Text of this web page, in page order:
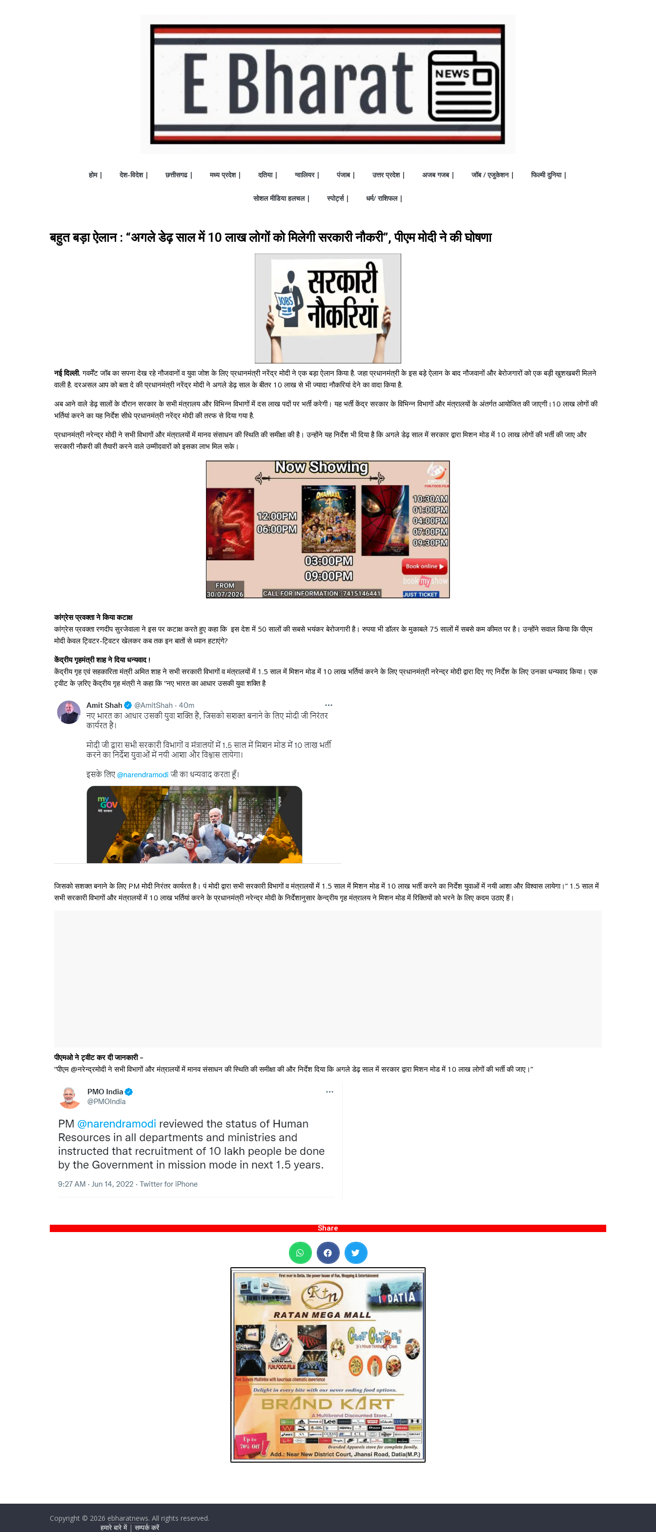
होम | देश-विदेश | छत्तीसगढ | मध्य प्रदेश | दतिया | ग्वालियर | पंजाब | उत्तर प्रदेश | अजब गजब | जॉब / एजुकेशन | फिल्मी दुनिया |
सोशल मीडिया हलचल | स्पोर्ट्स | धर्म/ राशिफल |
बहुत बड़ा ऐलान : “अगले डेढ़ साल में 10 लाख लोगों को मिलेगी सरकारी नौकरी”, पीएम मोदी ने की घोषणा
नई दिल्ली. गवर्मेंट जॉब का सपना देख रहे नौजवानों व युवा जोश के लिए प्रधानमंत्री नरेंद्र मोदी ने एक बड़ा ऐलान किया है. जहा प्रधानमंत्री के इस बड़े ऐलान के बाद नौजवानों और बेरोजगारों को एक बड़ी खुशखबरी मिलने
वाली है. दरअसल आप को बता दे की प्रधानमंत्री नरेंद्र मोदी ने अगले डेढ़ साल के बीतर 10 लाख से भी ज्यादा नौकरियां देने का वादा किया है.
अब आने वाले डेढ़ सालों के दौरान सरकार के सभी मंत्रालय और विभिन्न विभागों में दस लाख पदों पर भर्ती करेगी। यह भर्ती केंद्र सरकार के विभिन्न विभागों और मंत्रालयों के अंतर्गत आयोजित की जाएगी।10 लाख लोगों की
भर्तियां करने का यह निर्देश सीधे प्रधानमंत्री नरेंद्र मोदी की तरफ से दिया गया है.
प्रधानमंत्री नरेन्द्र मोदी ने सभी विभागों और मंत्रालयों में मानव संसाधन की स्थिति की समीक्षा की है। उन्होंने यह निर्देश भी दिया है कि अगले डेढ़ साल में सरकार द्वारा मिशन मोड में 10 लाख लोगों की भर्ती की जाए और
सरकारी नौकरी की तैयारी करने वाले उम्मीदवारों को इसका लाभ मिल सके।
कांग्रेस प्रवक्ता ने किया कटाक्ष
कांग्रेस प्रवक्ता रणदीप सुरजेवाला ने इस पर कटाक्ष करते हुए कहा कि इस देश में 50 सालों की सबसे भयंकर बेरोजगारी है। रुपया भी डॉलर के मुकाबले 75 सालों में सबसे कम कीमत पर है। उन्होंने सवाल किया कि पीएम
मोदी केवल ट्विटर-ट्विटर खेलकर कब तक इन बातों से ध्यान हटाएंगे?
केंद्रीय गृहमंत्री शाह ने दिया धन्यवाद !
केंद्रीय गृह एवं सहकारिता मंत्री अमित शाह ने सभी सरकारी विभागों व मंत्रालयों में 1.5 साल में मिशन मोड में 10 लाख भर्तियां करने के लिए प्रधानमंत्री नरेन्द्र मोदी द्वारा दिए गए निर्देश के लिए उनका धन्यवाद किया। एक
ट्वीट के ज़रिए केंद्रीय गृह मंत्री ने कहा कि “नए भारत का आधार उसकी युवा शक्ति है
जिसको सशक्त बनाने के लिए PM मोदी निरंतर कार्यरत है। पं मोदी द्वारा सभी सरकारी विभागों व मंत्रालयों में 1.5 साल में मिशन मोड में 10 लाख भर्ती करने का निर्देश युवाओं में नयी आशा और विश्वास लायेगा।” 1.5 साल में
सभी सरकारी विभागों और मंत्रालयों में 10 लाख भर्तियां करने के प्रधानमंत्री नरेन्द्र मोदी के निर्देशानुसार केन्द्रीय गृह मंत्रालय ने मिशन मोड में रिक्तियों को भरने के लिए कदम उठाए हैं।
पीएमओ ने ट्वीट कर दी जानकारी –
“पीएम @नरेन्द्रमोदी ने सभी विभागों और मंत्रालयों में मानव संसाधन की स्थिति की समीक्षा की और निर्देश दिया कि अगले डेढ़ साल में सरकार द्वारा मिशन मोड में 10 लाख लोगों की भर्ती की जाए।”
Share
Copyright © 2026 ebharatnews. All rights reserved.
हमारे बारे में| सम्पर्क करें